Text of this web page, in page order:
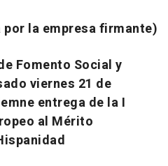
la empresa firmante)
Fomento Social y
viernes 21 de
entrega de la I
al Mérito